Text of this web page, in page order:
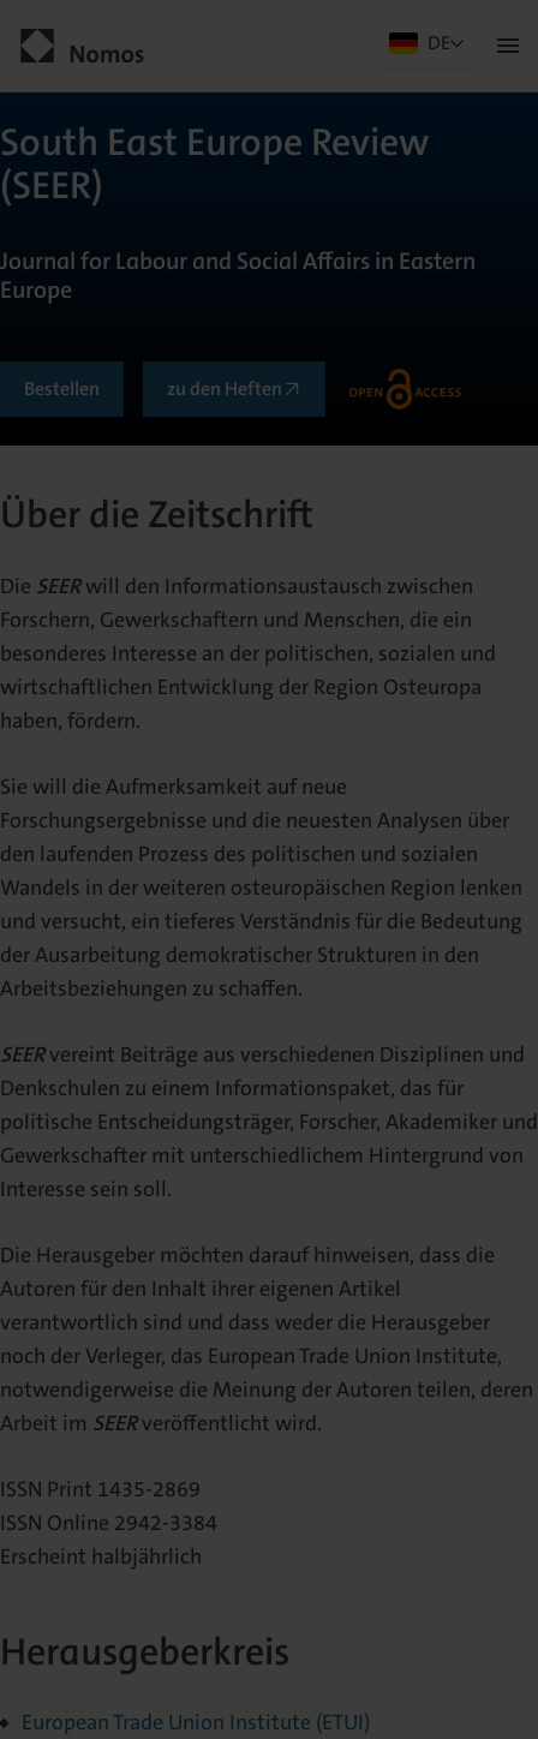
Allgemein
Über die Zeitschrift
Herausgeberkreis
Redaktion
Erscheinungshinweis
(TOC-Alert)
Sonderbände
Veröffentlichen
Autorenhinweise
Open Access Policy
Begutachtungsprozess
Abstracting & Indexing
Urheberrecht
Mediadaten
DE
South East Europe Review
(SEER)
Journal for Labour and Social Affairs in Eastern
Europe
Bestellen zu den Heften
Über die Zeitschrift
Die SEERwill den Informationsaustausch zwischen
Forschern, Gewerkschaftern und Menschen, die ein
besonderes Interesse an der politischen, sozialen und
wirtschaftlichen Entwicklung der Region Osteuropa
haben, fördern.
Sie will die Aufmerksamkeit auf neue
Forschungsergebnisse und die neuesten Analysen über
den laufenden Prozess des politischen und sozialen
Wandels in der weiteren osteuropäischen Region lenken
und versucht, ein tieferes Verständnis für die Bedeutung
der Ausarbeitung demokratischer Strukturen in den
Arbeitsbeziehungen zu schaffen.
SEERvereint Beiträge aus verschiedenen Disziplinen und
Denkschulen zu einem Informationspaket, das für
politische Entscheidungsträger, Forscher, Akademiker und
Gewerkschafter mit unterschiedlichem Hintergrund von
Interesse sein soll.
Die Herausgeber möchten darauf hinweisen, dass die
Autoren für den Inhalt ihrer eigenen Artikel
verantwortlich sind und dass weder die Herausgeber
noch der Verleger, das European Trade Union Institute,
notwendigerweise die Meinung der Autoren teilen, deren
Arbeit im SEERveröffentlicht wird.
ISSN Print 1435-2869
ISSN Online 2942-3384
Erscheint halbjährlich
Herausgeberkreis
European Trade Union Institute (ETUI)